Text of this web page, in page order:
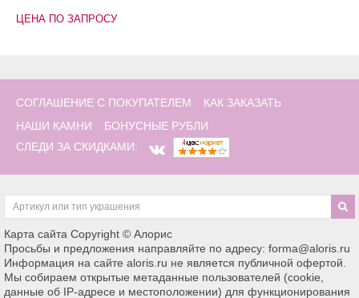
ЦЕНА ПО ЗАПРОСУ
СОГЛАШЕНИЕ С ПОКУПАТЕЛЕМ
КАК ЗАКАЗАТЬ
НАШИ КАМНИ
БОНУСНЫЕ РУБЛИ
СЛЕДИ ЗА СКИДКАМИ:
Карта сайта Copyright © Алорис
Просьбы и предложения направляйте по адресу: forma@aloris.ru
Информация на сайте aloris.ru не является публичной офертой.
Мы собираем открытые метаданные пользователей (cookie,
данные об IP-адресе и местоположении) для функционирования